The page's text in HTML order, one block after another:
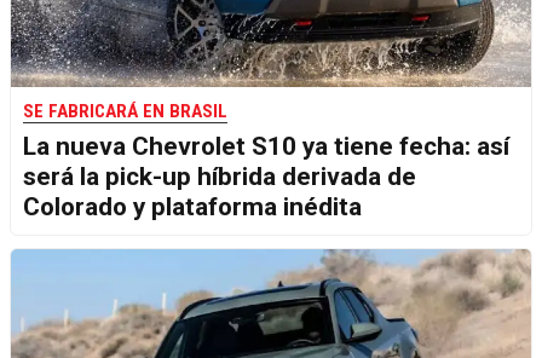
SE FABRICARÁ EN BRASIL
La nueva Chevrolet S10 ya tiene fecha: así
será la pick-up híbrida derivada de
Colorado y plataforma inédita